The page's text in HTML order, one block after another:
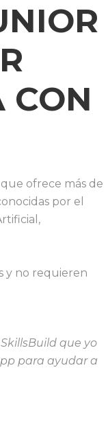
CON
ofrece más de
por el
y no requieren
que yo
para ayudar a